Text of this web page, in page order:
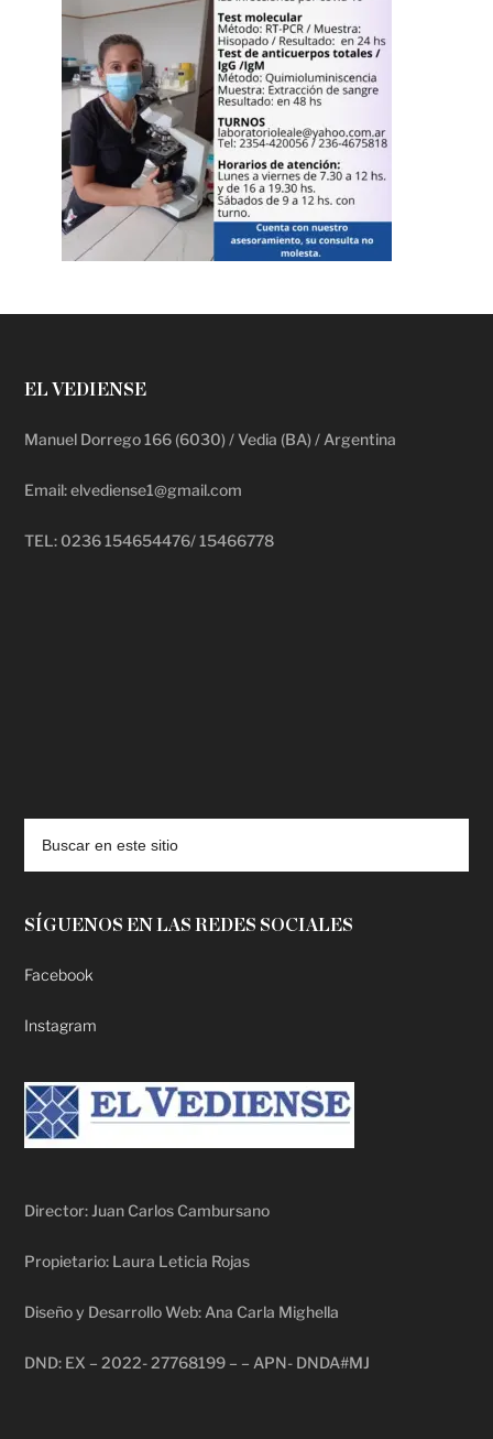
EL VEDIENSE
Manuel Dorrego 166 (6030) / Vedia (BA) / Argentina
Email: elvediense1@gmail.com
TEL: 0236 154654476/ 15466778
SÍGUENOS EN LAS REDES SOCIALES
Facebook
Instagram
Director: Juan Carlos Cambursano
Propietario: Laura Leticia Rojas
Diseño y Desarrollo Web: Ana Carla Mighella
DND: EX – 2022- 27768199 – – APN- DNDA#MJ